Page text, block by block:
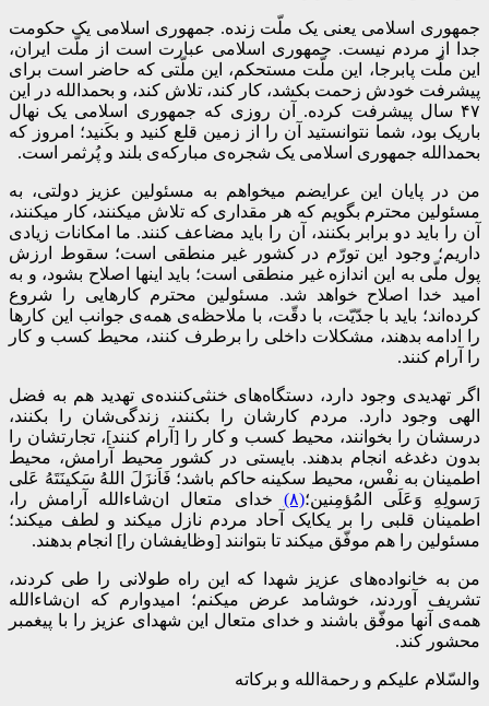
جمهوری اسلامی یعنی یک ملّت زنده. جمهوری اسلامی یک حکومت
جدا از مردم نیست. جمهوری اسلامی عبارت است از ملّت ایران،
این ملّت پابرجا، این ملّت مستحکم، این ملّتی که حاضر است برای
پیشرفت خودش زحمت بکشد، کار کند، تلاش کند، و بحمدالله در این
۴۷ سال پیشرفت کرده. آن روزی که جمهوری اسلامی یک نهال
باریک بود، شما نتوانستید آن را از زمین قلع کنید و بکَنید؛ امروز که
بحمدالله جمهوری اسلامی یک شجره‌ی مبارکه‌ی بلند و پُرثمر است.
من در پایان این عرایضم میخواهم به مسئولین عزیز دولتی، به
مسئولین محترم بگویم که هر مقداری که تلاش میکنند، کار میکنند،
آن را باید دو برابر بکنند، آن را باید مضاعف کنند. ما امکانات زیادی
داریم؛ وجود این تورّم در کشور غیر منطقی است؛ سقوط ارزش
پول ملّی به این اندازه غیر منطقی است؛ باید اینها اصلاح بشود، و به
امید خدا اصلاح خواهد شد. مسئولین محترم کارهایی را شروع
کرده‌اند؛ باید با جدّیّت، با دقّت، با ملاحظه‌ی همه‌ی جوانب این کارها
را ادامه بدهند، مشکلات داخلی را برطرف کنند، محیط کسب و کار
را آرام کنند.
اگر تهدیدی وجود دارد، دستگاه‌های خنثی‌کننده‌ی تهدید هم به فضل
الهی وجود دارد. مردم کارشان را بکنند، زندگی‌شان را بکنند،
درسشان را بخوانند، محیط کسب و کار را [آرام کنند]، تجارتشان را
بدون دغدغه انجام بدهند. بایستی در کشور محیط آرامش، محیط
اطمینان به نفْس، محیط سکینه حاکم باشد؛ فَاَنزَلَ اللهُ سَکینَتَهُ عَلى‌
رَسولِهِ وَعَلَى المُؤمِنین‌؛(۸) خدای متعال ان‌شاء‌الله‌ آرامش را،
اطمینان قلبی را بر یکایک آحاد مردم نازل میکند و لطف میکند؛
مسئولین را هم موفّق میکند تا بتوانند [وظایفشان را] انجام بدهند.
من به خانواده‌های عزیز شهدا که این راه طولانی را طی کردند،
تشریف آوردند، خوشامد عرض میکنم؛ امیدوارم که ان‌شاء‌الله
همه‌ی آنها موفّق باشند و خدای متعال این شهدای عزیز را با پیغمبر
محشور کند.
والسّلام علیکم و رحمة‌الله و‌ برکاته